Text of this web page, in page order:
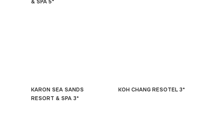
& SPA 5*
KARON SEA SANDS
RESORT & SPA 3*
KOH CHANG RESOTEL 3*